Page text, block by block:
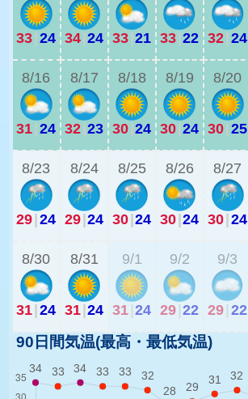
33|24 34|24 33|21 33|22 32|24
8/16
31|24
8/17
32|23
8/18
30|24
8/19
30|24
8/20
30|25
8/23
29|24
8/24
29|24
8/25
30|24
8/26
30|24
8/27
30|24
8/30
31|24
8/31
31|24
9/1
31 24
9/2
29 22
9/3
29 22
90日間気温(最高・最低気温)